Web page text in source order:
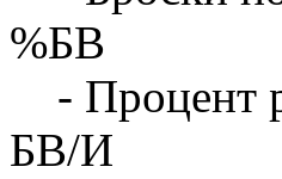
%БВ
- Процент
БВ/И